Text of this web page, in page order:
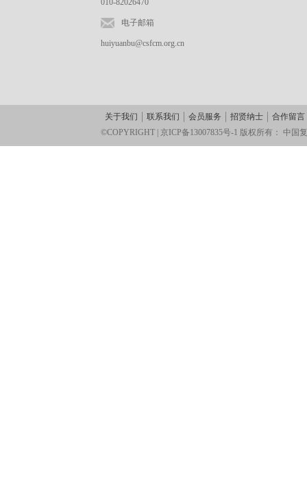
010-82026470
电子邮箱
huiyuanbu@csfcm.org.cn
关于我们 联系我们 会员服务 招贤纳士
合作留言
©COPYRIGHT | 京ICP备13007835号-1 版权所有： 中国